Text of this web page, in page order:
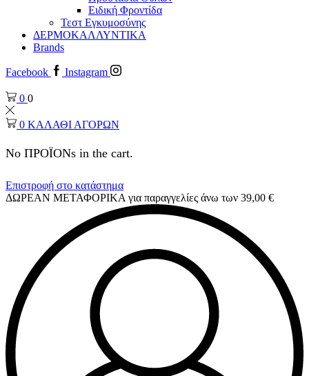
Ειδική Φροντίδα
Τεστ Εγκυμοσύνης
ΔΕΡΜΟΚΑΛΛΥΝΤΙΚΑ
Brands
Facebook Instagram
0 0
0 ΚΑΛΑΘΙ ΑΓΟΡΩΝ
No ΠΡΟΪΟΝs in the cart.
Επιστροφή στο κατάστημα
ΔΩΡΕΑΝ ΜΕΤΑΦΟΡΙΚΑ για παραγγελίες άνω των 39,00 €